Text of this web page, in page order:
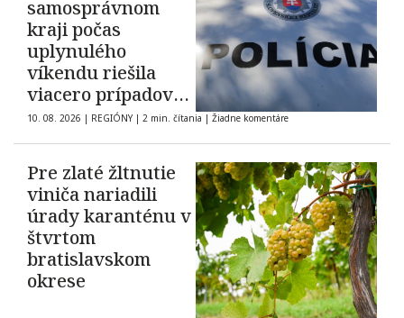
samosprávnom
kraji počas
uplynulého
víkendu riešila
viacero prípadov
domáceho násilia
10. 08. 2026 | REGIÓNY | 2 min. čítania | Žiadne komentáre
Pre zlaté žltnutie
viniča nariadili
úrady karanténu v
štvrtom
bratislavskom
okrese